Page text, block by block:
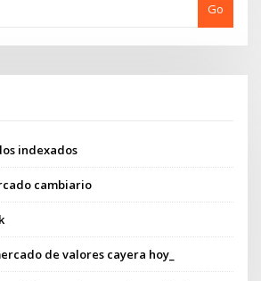
Go
indexados
cambiario
de valores cayera hoy_